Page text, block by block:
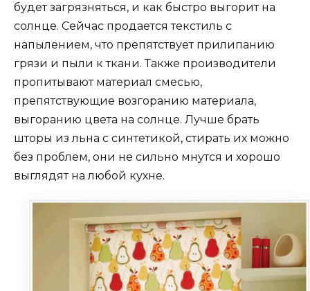
будет загрязняться, и как быстро выгорит на
солнце. Сейчас продается текстиль с
напылением, что препятствует прилипанию
грязи и пыли к ткани. Также производители
пропитывают материал смесью,
препятствующие возгоранию материала,
выгоранию цвета на солнце. Лучше брать
шторы из льна с синтетикой, стирать их можно
без проблем, они не сильно мнутся и хорошо
выглядят на любой кухне.